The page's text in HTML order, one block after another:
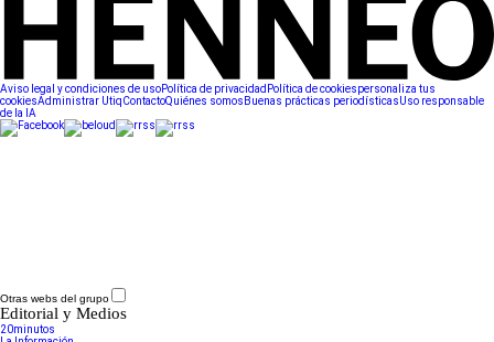
Aviso legal y condiciones de usoPolítica de privacidad Política de cookiespersonaliza tus
cookiesAdministrar UtiqContactoQuiénes somos Buenas prácticas periodísticasUso responsable
de la IA
Otras webs del grupo
Editorial y Medios
20minutos